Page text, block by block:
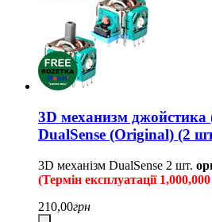
3D механизм джойстика
DualSense (Original) (2
3D механізм DualSense 2 шт.
(Термін експлуатації
210,00грн